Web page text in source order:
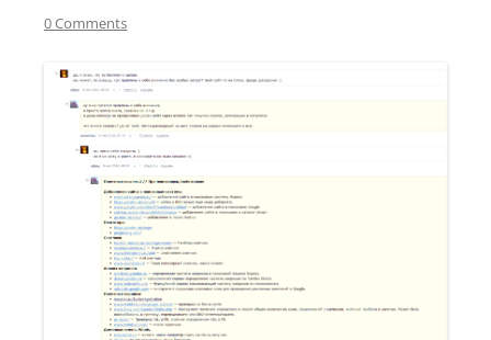
0 Comments